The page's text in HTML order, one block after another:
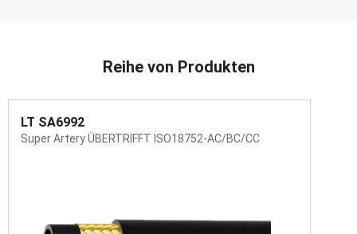
Reihe von Produkten
LT SA6992
Super Artery ÜBERTRIFFT ISO18752-AC/BC/CC